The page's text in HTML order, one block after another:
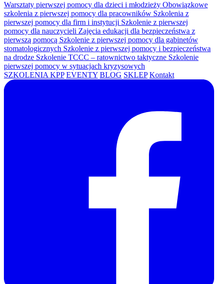
Warsztaty pierwszej pomocy dla dzieci i młodzieży Obowiązkowe
szkolenia z pierwszej pomocy dla pracowników Szkolenia z
pierwszej pomocy dla firm i instytucji Szkolenie z pierwszej
pomocy dla nauczycieli Zajęcia edukacji dla bezpieczeństwa z
pierwszą pomocą Szkolenie z pierwszej pomocy dla gabinetów
stomatologicznych Szkolenie z pierwszej pomocy i bezpieczeństwa
na drodze Szkolenie TCCC – ratownictwo taktyczne Szkolenie
pierwszej pomocy w sytuacjach kryzysowych
SZKOLENIA KPP EVENTY BLOG SKLEP Kontakt